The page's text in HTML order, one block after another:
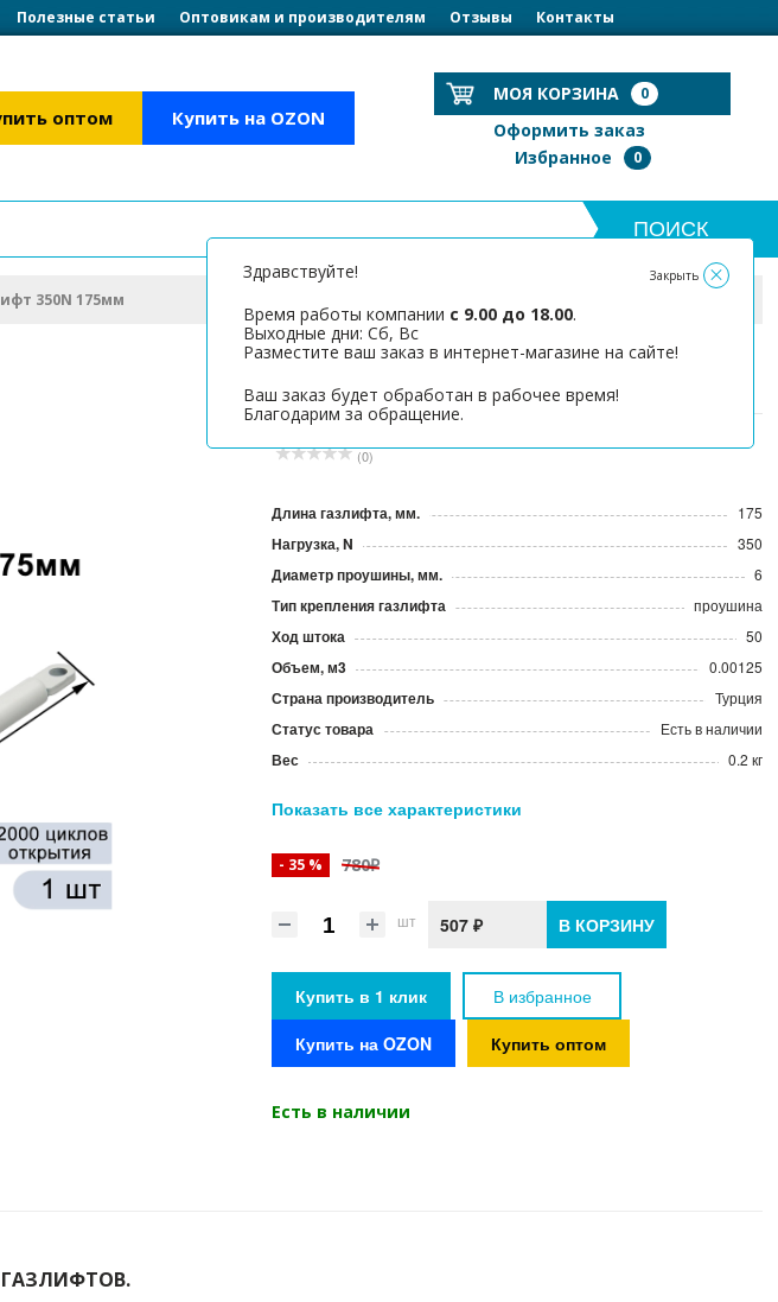
Здравствуйте!
Время работы компании с 9.00 до 18.00.
Выходные дни: Сб, Вс
Разместите ваш заказ в интернет-магазине на сайте!
Ваш заказ будет обработан в рабочее время!
Благодарим за обращение.
Закрыть
Полезные статьи Оптовикам и производителям Отзывы Контакты
оптом Купить на OZON
МОЯ КОРЗИНА 0
Оформить заказ
Избранное
0
350N 175мм
Газлифт 350N 175мм
(0)
Длина газлифта, мм. 175
Нагрузка, N 350
Диаметр проушины, мм. 6
Тип крепления газлифта проушина
Ход штока 50
Объем, м3 0.00125
Страна производитель Турция
Статус товара Есть в наличии
Вес 0.2 кг
Показать все характеристики
- 35 % 780₽
шт 507 ₽ В КОРЗИНУ
Купить в 1 клик
В избранное
Купить на OZON
Купить оптом
Есть в наличии